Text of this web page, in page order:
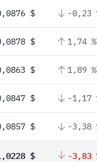
$ -0,23
$ 1,74 %
$ 1,89 %
$ -1,17
$ -3,38
$ -3,83